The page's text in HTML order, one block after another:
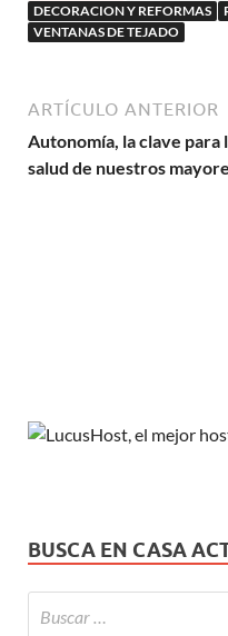
DECORACION Y REFORMAS
VENTANAS DE TEJADO
ARTÍCULO ANTERIOR
Autonomía, la clave para
salud de nuestros
BUSCA EN CASA